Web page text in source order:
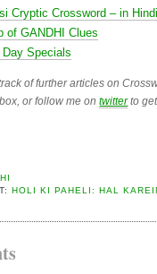
Cryptic Crossword – in Hindi
of GANDHI Clues
Specials
of further articles on
or follow me ontwitterto
HOLI KI PAHELI: HAL